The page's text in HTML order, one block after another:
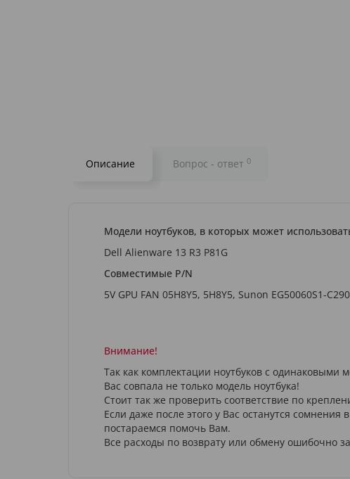
Описание Вопрос - ответ 0
Модели ноутбуков, в которых может
Dell Alienware 13 R3 P81G
Совместимые P/N
5V GPU FAN 05H8Y5, 5H8Y5, Sunon EG50060S1-
Внимание!
Так как комплектации ноутбуков с одинаковыми
Вас совпала не только модель ноутбука!
Стоит так же проверить соответствие по
Если даже после этого у Вас останутся
постараемся помочь Вам.
Все расходы по возврату или обмену ошибочно